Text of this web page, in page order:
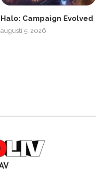
Halo: Campaign Evolved
augusti 5, 2026